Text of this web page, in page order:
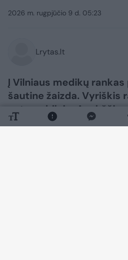
2026 m. rugpjūčio 9 d. 05:23
Lrytas.lt
Į Vilniaus medikų
šautine žaizda. Vyriškis
automobilyje, Anykščių